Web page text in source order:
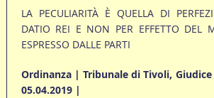
LA PECULIARITÀ È QUELLA DI
DATIO REI E NON PER EFFETTO DEL
ESPRESSO DALLE PARTI
Ordinanza | Tribunale di Tivoli,
05.04.2019 |